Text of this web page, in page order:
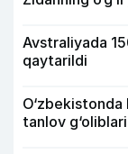
Avstraliyada
qaytarildi
tanlov